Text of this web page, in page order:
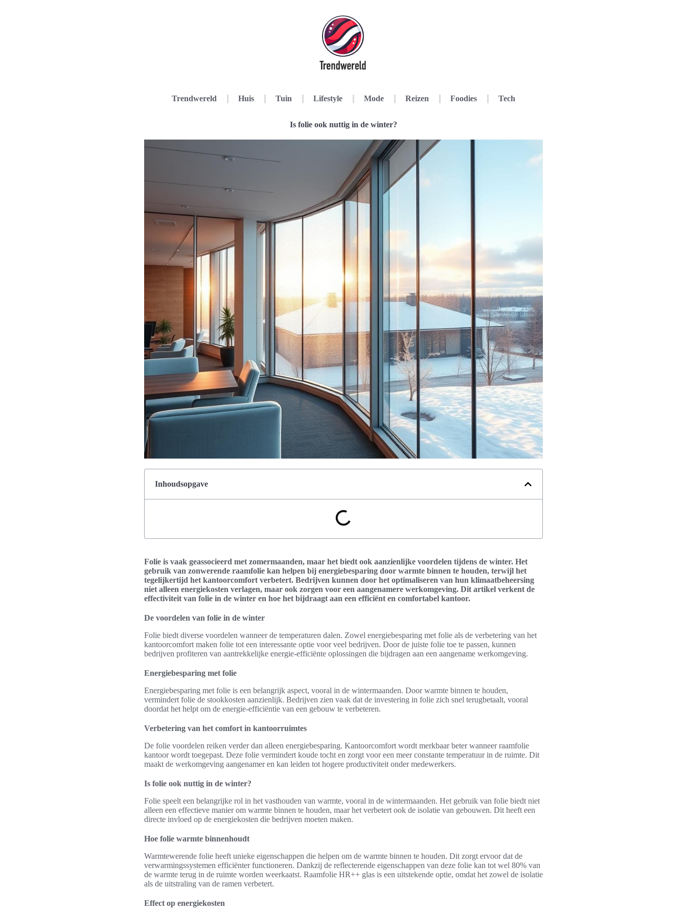
Trendwereld Huis Tuin Lifestyle Mode Reizen Foodies Tech
Is folie ook nuttig in de winter?
Inhoudsopgave
Folie is vaak geassocieerd met zomermaanden, maar het biedt ook aanzienlijke voordelen tijdens de winter. Het
gebruik van zonwerende raamfolie kan helpen bij energiebesparing door warmte binnen te houden, terwijl het
tegelijkertijd het kantoorcomfort verbetert. Bedrijven kunnen door het optimaliseren van hun klimaatbeheersing
niet alleen energiekosten verlagen, maar ook zorgen voor een aangenamere werkomgeving. Dit artikel verkent de
effectiviteit van folie in de winter en hoe het bijdraagt aan een efficiënt en comfortabel kantoor.
De voordelen van folie in de winter
Folie biedt diverse voordelen wanneer de temperaturen dalen. Zowel energiebesparing met folie als de verbetering van het
kantoorcomfort maken folie tot een interessante optie voor veel bedrijven. Door de juiste folie toe te passen, kunnen
bedrijven profiteren van aantrekkelijke energie-efficiënte oplossingen die bijdragen aan een aangename werkomgeving.
Energiebesparing met folie
Energiebesparing met folie is een belangrijk aspect, vooral in de wintermaanden. Door warmte binnen te houden,
vermindert folie de stookkosten aanzienlijk. Bedrijven zien vaak dat de investering in folie zich snel terugbetaalt, vooral
doordat het helpt om de energie-efficiëntie van een gebouw te verbeteren.
Verbetering van het comfort in kantoorruimtes
De folie voordelen reiken verder dan alleen energiebesparing. Kantoorcomfort wordt merkbaar beter wanneer raamfolie
kantoor wordt toegepast. Deze folie vermindert koude tocht en zorgt voor een meer constante temperatuur in de ruimte. Dit
maakt de werkomgeving aangenamer en kan leiden tot hogere productiviteit onder medewerkers.
Is folie ook nuttig in de winter?
Folie speelt een belangrijke rol in het vasthouden van warmte, vooral in de wintermaanden. Het gebruik van folie biedt niet
alleen een effectieve manier om warmte binnen te houden, maar het verbetert ook de isolatie van gebouwen. Dit heeft een
directe invloed op de energiekosten die bedrijven moeten maken.
Hoe folie warmte binnenhoudt
Warmtewerende folie heeft unieke eigenschappen die helpen om de warmte binnen te houden. Dit zorgt ervoor dat de
verwarmingssystemen efficiënter functioneren. Dankzij de reflecterende eigenschappen van deze folie kan tot wel 80% van
de warmte terug in de ruimte worden weerkaatst. Raamfolie HR++ glas is een uitstekende optie, omdat het zowel de isolatie
als de uitstraling van de ramen verbetert.
Effect op energiekosten